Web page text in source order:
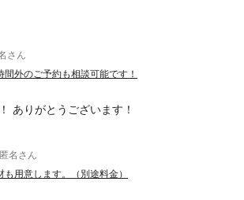
さん
外のご予約も相談可能です！
ありがとうございます！
名さん
用意します。（別途料金）